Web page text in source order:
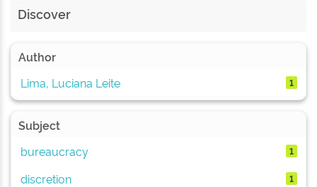
Discover
Author
Lima, Luciana Leite
1
Subject
bureaucracy
1
discretion 1